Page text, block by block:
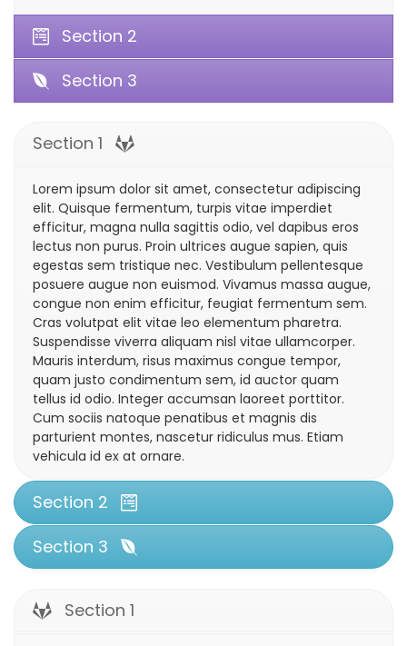
Section 2
Section 3
Section 1
Lorem ipsum dolor sit amet, consectetur adipiscing
elit. Quisque fermentum, turpis vitae imperdiet
efficitur, magna nulla sagittis odio, vel dapibus eros
lectus non purus. Proin ultrices augue sapien, quis
egestas sem tristique nec. Vestibulum pellentesque
posuere augue non euismod. Vivamus massa augue,
congue non enim efficitur, feugiat fermentum sem.
Cras volutpat elit vitae leo elementum pharetra.
Suspendisse viverra aliquam nisl vitae ullamcorper.
Mauris interdum, risus maximus congue tempor,
quam justo condimentum sem, id auctor quam
tellus id odio. Integer accumsan laoreet porttitor.
Cum sociis natoque penatibus et magnis dis
parturient montes, nascetur ridiculus mus. Etiam
vehicula id ex at ornare.
Section 2
Section 3
Section 1